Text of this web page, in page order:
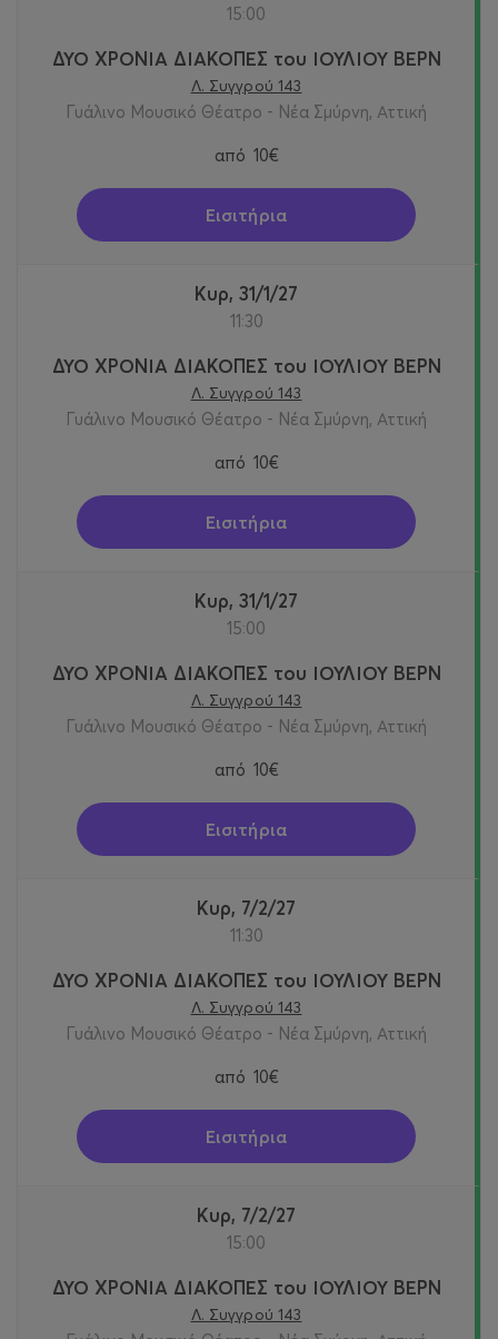
15:00
ΔΥΟ ΧΡΟΝΙΑ ΔΙΑΚΟΠΕΣ του ΙΟΥΛΙΟΥ ΒΕΡΝ
Λ. Συγγρού 143
Γυάλινο Μουσικό Θέατρο - Νέα Σμύρνη, Αττική
από 10€
Εισιτήρια
Κυρ, 31/1/27
11:30
ΔΥΟ ΧΡΟΝΙΑ ΔΙΑΚΟΠΕΣ του ΙΟΥΛΙΟΥ ΒΕΡΝ
Λ. Συγγρού 143
Γυάλινο Μουσικό Θέατρο - Νέα Σμύρνη, Αττική
από 10€
Εισιτήρια
Κυρ, 31/1/27
15:00
ΔΥΟ ΧΡΟΝΙΑ ΔΙΑΚΟΠΕΣ του ΙΟΥΛΙΟΥ ΒΕΡΝ
Λ. Συγγρού 143
Γυάλινο Μουσικό Θέατρο - Νέα Σμύρνη, Αττική
από 10€
Εισιτήρια
Κυρ, 7/2/27
11:30
ΔΥΟ ΧΡΟΝΙΑ ΔΙΑΚΟΠΕΣ του ΙΟΥΛΙΟΥ ΒΕΡΝ
Λ. Συγγρού 143
Γυάλινο Μουσικό Θέατρο - Νέα Σμύρνη, Αττική
από 10€
Εισιτήρια
Κυρ, 7/2/27
15:00
ΔΥΟ ΧΡΟΝΙΑ ΔΙΑΚΟΠΕΣ του ΙΟΥΛΙΟΥ ΒΕΡΝ
Λ. Συγγρού 143